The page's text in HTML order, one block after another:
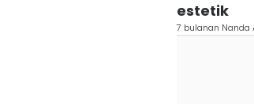
estetik
7 bulanan